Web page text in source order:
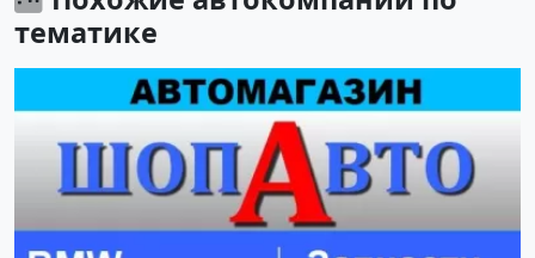
тематике